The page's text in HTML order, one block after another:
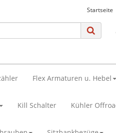
Startseite
Flex Armaturen u. Hebel
Kill Schalter Kühler